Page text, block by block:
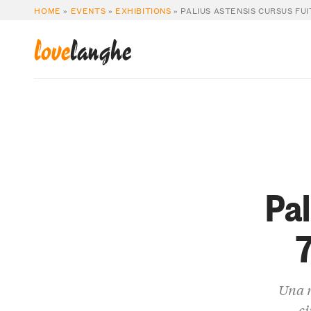
HOME » EVENTS » EXHIBITIONS » PALIUS ASTENSIS CURSUS
lovelanghe
Una